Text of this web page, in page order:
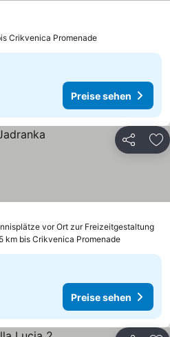
Crikvenica Promenade
Preise sehen
Teilen
vor Ort zur Freizeitgestaltung
km bis Crikvenica Promenade
Preise sehen